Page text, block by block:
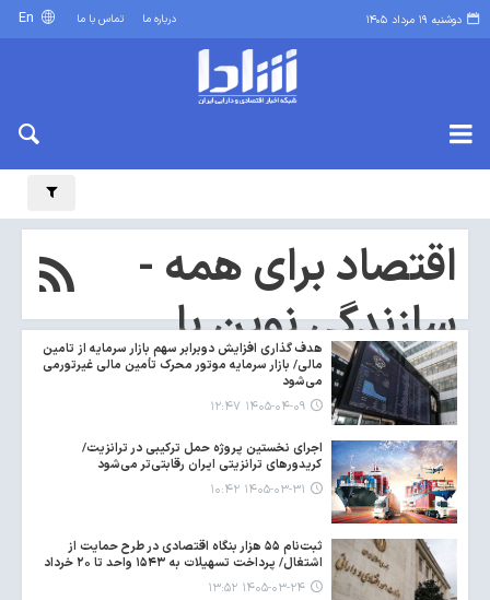
دوشنبه ۱۹ مرداد ۱۴۰۵ درباره ما تماس با ما
اقتصاد برای همه -
سازندگی نوین با
مشارکت مردم
هدف گذاری افزایش دوبرابر سهم بازار سرمایه از تامین
مالی/ بازار سرمایه موتور محرک تأمین مالی غیرتورمی
می‌شود
۱۴۰۵-۰۴-۰۹ ۱۲:۴۷
اجرای نخستین پروژه حمل ترکیبی در ترانزیت/
کریدورهای ترانزیتی ایران رقابتی‌تر می‌شود
۱۴۰۵-۰۳-۳۱ ۱۰:۴۲
ثبت‌نام ۵۵ هزار بنگاه اقتصادی در طرح حمایت از
اشتغال/ پرداخت تسهیلات به ۱۵۴۳ واحد تا ۲۰ خرداد
۱۴۰۵-۰۳-۲۴ ۱۳:۵۲